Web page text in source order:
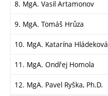
8. MgA. Vasil Artamonov
9. MgA. Tomáš Hrůza
10. MgA. Katarína Hládeková
11. MgA. Ondřej Homola
12. MgA. Pavel Ryška, Ph.D.